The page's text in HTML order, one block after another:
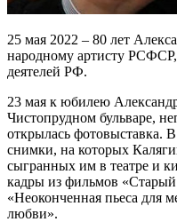
25 мая 2022 – 80 лет
народному артисту
деятелей РФ.
23 мая к юбилею
Чистопрудном бульваре,
открылась фотовыставка.
снимки, на которых
сыгранных им в театре и
кадры из фильмов
«Неоконченная пьеса для
любви».